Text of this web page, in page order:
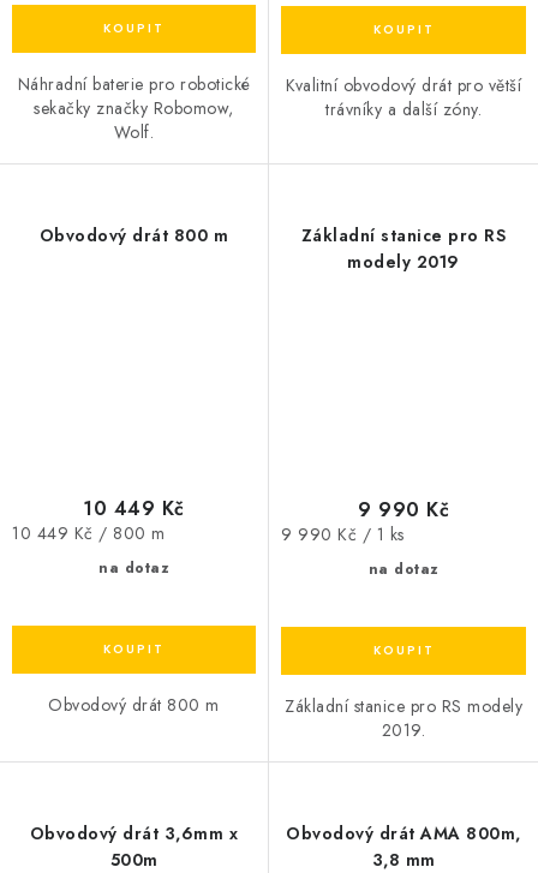
Náhradní baterie pro robotické
sekačky značky Robomow,
Wolf.
Kvalitní obvodový drát pro větší
trávníky a další zóny.
Obvodový drát 800 m
na dotaz
10 449 Kč
Měrná
10 449 Kč / 800 m
Obvodový drát 800 m
Základní stanice pro RS
modely 2019
na dotaz
9 990 Kč
Měrná
9 990 Kč / 1 ks
Základní stanice pro RS modely
2019.
Obvodový drát 3,6mm x
500m
Obvodový drát AMA 800m,
3,8 mm